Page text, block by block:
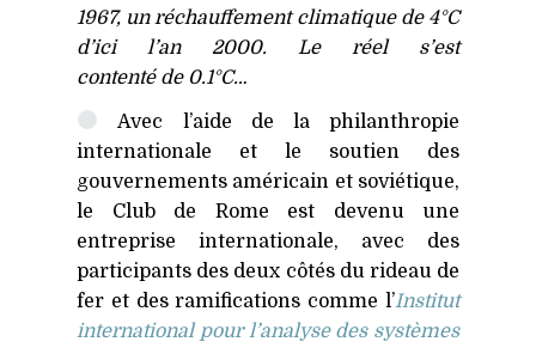
1967, un réchauffement climatique de 4°C
d’ici l’an 2000. Le réel s’est
contenté de 0.1°C…
Avec l’aide de la philanthropie
internationale et le soutien des
gouvernements américain et soviétique,
le Club de Rome est devenu une
entreprise internationale, avec des
participants des deux côtés du rideau de
fer et des ramifications comme l’Institut
international pour l’analyse des systèmes